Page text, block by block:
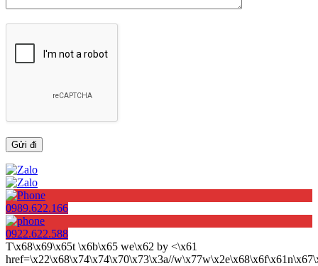
0989.622.166
0922.622.588
T\x68\x69\x65t \x6b\x65 we\x62 by <\x61
href=\x22\x68\x74\x74\x70\x73\x3a//